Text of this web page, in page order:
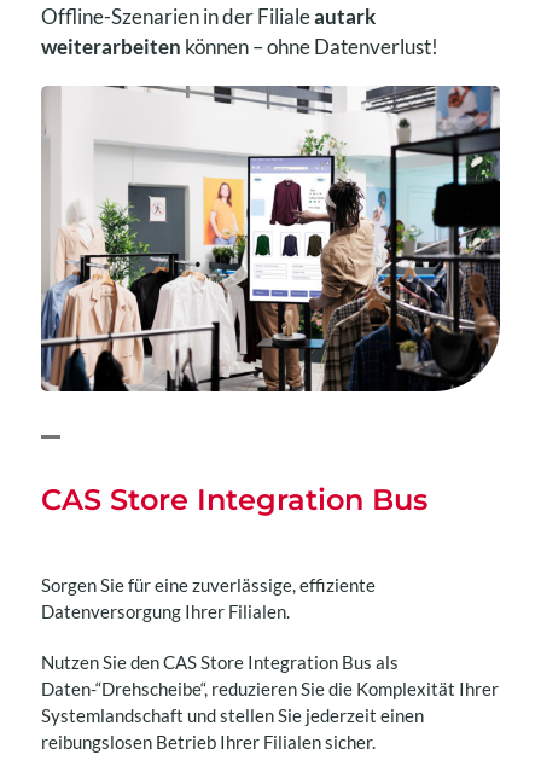
Offline-Szenarien in der Filialeautark
weiterarbeiten können – ohne Datenverlust!
CAS Store Integration Bus
Sorgen Sie für eine zuverlässige, effiziente
Datenversorgung Ihrer Filialen.
Nutzen Sie den CAS Store Integration Bus als
Daten-“Drehscheibe“, reduzieren Sie die Komplexität Ihrer
Systemlandschaft und stellen Sie jederzeit einen
reibungslosen Betrieb Ihrer Filialen sicher.